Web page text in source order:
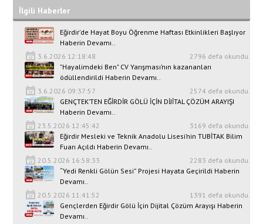
İlgili Haberler
Eğirdir’de Hayat Boyu Öğrenme Haftası Etkinlikleri Başlıyor
Haberin Devamı..
3.6.2026 12:18:48
2796 defa okundu.
"Hayalimdeki Ben" CV Yarışması’nın kazananları
ödüllendirildi Haberin Devamı..
3.6.2026 09:37:57
2574 defa okundu.
GENÇTEK’TEN EĞİRDİR GÖLÜ İÇİN DİJİTAL ÇÖZÜM ARAYIŞI
Haberin Devamı..
23.5.2026 12:45:42
3169 defa okundu.
Eğirdir Mesleki ve Teknik Anadolu Lisesi’nin TUBİTAK Bilim
Fuarı Açıldı Haberin Devamı..
20.5.2026 16:58:33
2283 defa okundu.
“Yedi Renkli Gölün Sesi” Projesi Hayata Geçirildi Haberin
Devamı..
20.5.2026 11:41:52
1391 defa okundu.
Gençlerden Eğirdir Gölü İçin Dijital Çözüm Arayışı Haberin
Devamı..